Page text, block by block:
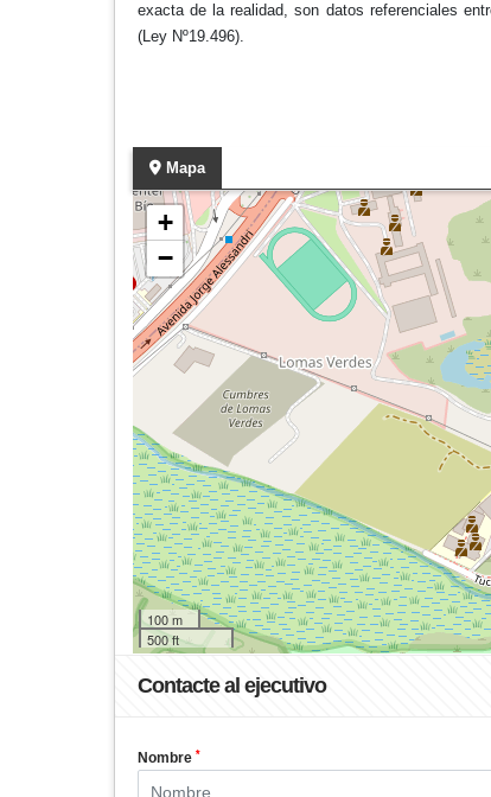
exacta de la realidad, son datos referenciales
(Ley Nº19.496).
Mapa
+
−
100 m
500 ft
Contacte al ejecutivo
Nombre *